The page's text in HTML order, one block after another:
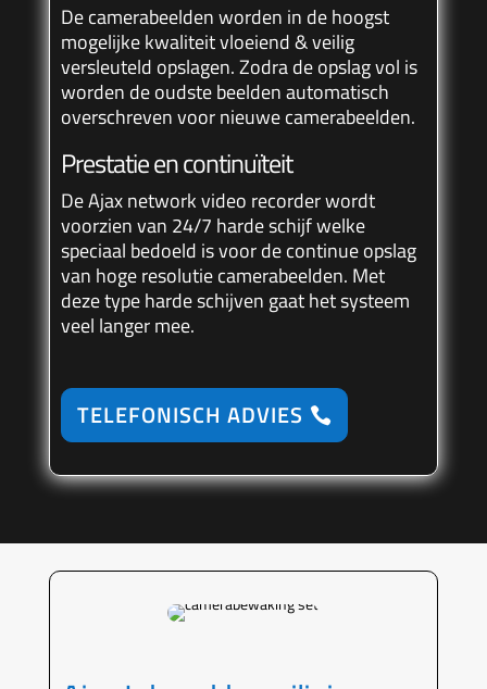
De camerabeelden worden in de hoogst
mogelijke kwaliteit vloeiend & veilig
versleuteld opslagen. Zodra de opslag vol is
worden de oudste beelden automatisch
overschreven voor nieuwe camerabeelden.
Prestatie en continuïteit
De Ajax network video recorder wordt
voorzien van 24/7 harde schijf welke
speciaal bedoeld is voor de continue opslag
van hoge resolutie camerabeelden. Met
deze type harde schijven gaat het systeem
veel langer mee.
TELEFONISCH ADVIES